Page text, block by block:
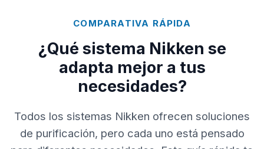
COMPARATIVA RÁPIDA
¿Qué sistema Nikken se
adapta mejor a tus
necesidades?
Todos los sistemas Nikken ofrecen soluciones
de purificación, pero cada uno está pensado